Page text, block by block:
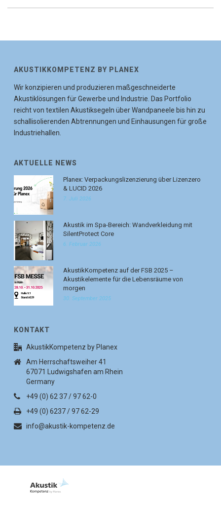
AKUSTIKKOMPETENZ BY PLANEX
Wir konzipieren und produzieren maßgeschneiderte
Akustiklösungen für Gewerbe und Industrie. Das Portfolio
reicht von textilen Akustiksegeln über Wandpaneele bis hin zu
schallisolierenden Abtrennungen und Einhausungen für große
Industriehallen.
AKTUELLE NEWS
Planex: Verpackungslizenzierung über Lizenzero
& LUCID 2026
7. Juli 2026
Akustik im Spa-Bereich: Wandverkleidung mit
SilentProtect Core
6. Februar 2026
AkustikKompetenz auf der FSB 2025 –
Akustikelemente für die Lebensräume von
morgen
30. September 2025
KONTAKT
AkustikKompetenz by Planex
Am Herrschaftsweiher 41
67071 Ludwigshafen am Rhein
Germany
+49 (0) 62 37 / 97 62-0
+49 (0) 6237 / 97 62-29
info@akustik-kompetenz.de